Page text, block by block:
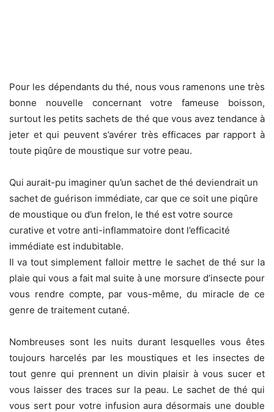
Pour les dépendants du thé, nous vous ramenons une très
bonne nouvelle concernant votre fameuse boisson,
surtout les petits sachets de thé que vous avez tendance à
jeter et qui peuvent s’avérer très efficaces par rapport à
toute piqûre de moustique sur votre peau.
Qui aurait-pu imaginer qu’un sachet de thé deviendrait un
sachet de guérison immédiate, car que ce soit une piqûre
de moustique ou d’un frelon, le thé est votre source
curative et votre anti-inflammatoire dont l’efficacité
immédiate est indubitable.
Il va tout simplement falloir mettre le sachet de thé sur la
plaie qui vous a fait mal suite à une morsure d’insecte pour
vous rendre compte, par vous-même, du miracle de ce
genre de traitement cutané.
Nombreuses sont les nuits durant lesquelles vous êtes
toujours harcelés par les moustiques et les insectes de
tout genre qui prennent un divin plaisir à vous sucer et
vous laisser des traces sur la peau. Le sachet de thé qui
vous sert pour votre infusion aura désormais une double